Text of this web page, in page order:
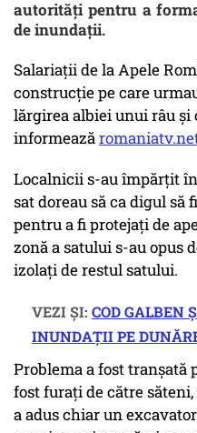
autorităţi pentru a
de inundații.
Salariaţii de la Apele
construcţie pe care
lărgirea albiei unui râu
informează
Localnicii s-au împărţit
sat doreau să ca digul să
pentru a fi protejaţi de
zonă a satului s-au opus
izolaţi de restul satului.
VEZI ȘI: COD GALBEN
INUNDAȚII PE
Problema a fost tranşată
fost furaţi de către
a adus chiar un